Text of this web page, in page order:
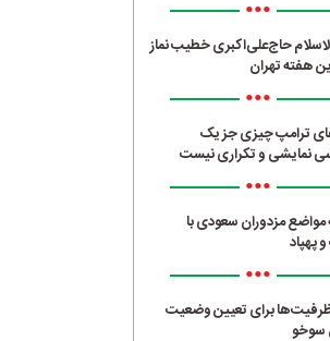
•••
حاج‌علی‌اکبری خطیب نماز
هفته تهران
•••
ترامپ چیزی جز یک
نمایشی و تکراری نیست
•••
مواضع مزدوران سعودی با
پهپاد
•••
برای تعیین وضعیت
سوخو